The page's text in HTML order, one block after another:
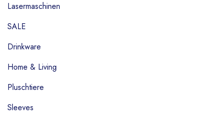
Lasermaschinen
SALE
Drinkware
Home & Living
Pluschtiere
Sleeves